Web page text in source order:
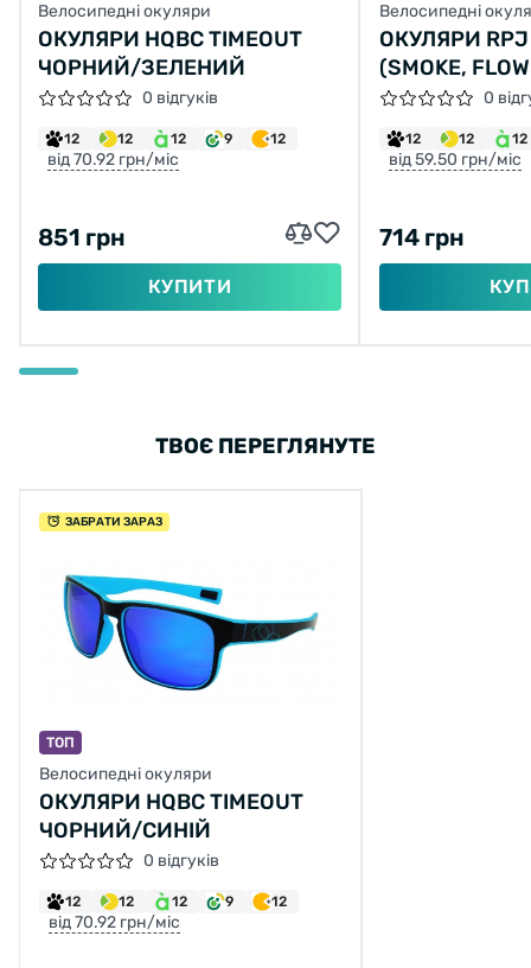
Велосипедні окуляри
ОКУЛЯРИ HQBC TIMEOUT
ЧОРНИЙ/ЗЕЛЕНИЙ
0 відгуків
12 12 12 9 12
від 70.92 грн/міс
851 грн
КУПИТИ
Велосипедні
ОКУЛЯРИ RPJ
(SMOKE,
0
12 12 12
від 59.50 грн/міс
714 грн
ТВОЄ ПЕРЕГЛЯНУТЕ
ЗАБРАТИ ЗАРАЗ
ТОП
Велосипедні окуляри
ОКУЛЯРИ HQBC TIMEOUT
ЧОРНИЙ/СИНІЙ
0 відгуків
12 12 12 9 12
від 70.92 грн/міс